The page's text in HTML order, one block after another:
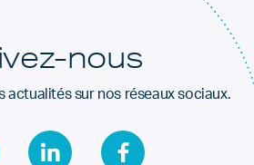
nous
actualités sur nos réseaux sociaux.